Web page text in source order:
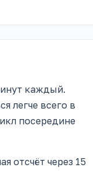
каждый.
легче всего в
посередине
отсчёт через 15